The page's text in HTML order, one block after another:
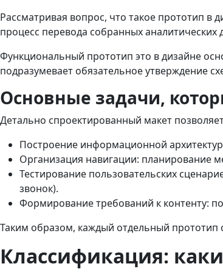
Рассматривая вопрос, что такое прототип в
процесс перевода собранных
Функциональный прототип это в дизайне
подразумевает обязательное утверждение
Основные задачи,
Детально спроектированный макет
Построение информационной
Организация навигации: планирование
Тестирование пользовательских
звонок).
Формирование требований к контенту:
Таким образом, каждый отдельный прототип
Классификация: